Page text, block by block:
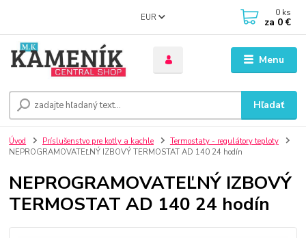
Menu
EUR
Hľadať
0 ks
za 0 €
Úvod Príslušenstvo pre kotly a kachle
Termostaty - regulátory teploty
NEPROGRAMOVATEĽNÝ IZBOVÝ TERMOSTAT AD 140 24 hodín
NEPROGRAMOVATEĽNÝ IZBOVÝ
TERMOSTAT AD 140 24 hodín